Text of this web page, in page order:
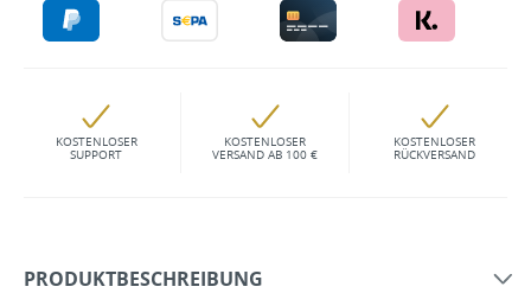
KOSTENLOSER
SUPPORT
KOSTENLOSER
VERSAND AB 100 €
KOSTENLOSER
RÜCKVERSAND
PRODUKTBESCHREIBUNG